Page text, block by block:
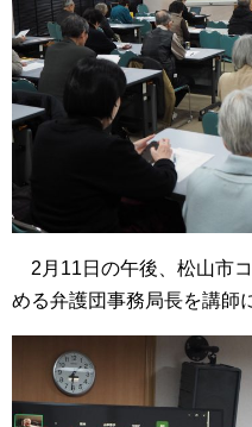
2月11日の午後、松山市
める弁護団事務局長を講師